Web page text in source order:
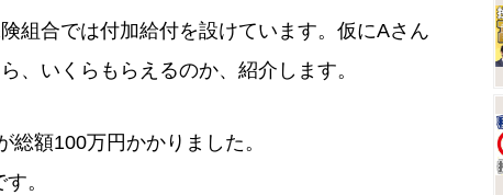
組合では付加給付を設けています。仮にAさん
、いくらもらえるのか、紹介します。
額100万円かかりました。
。